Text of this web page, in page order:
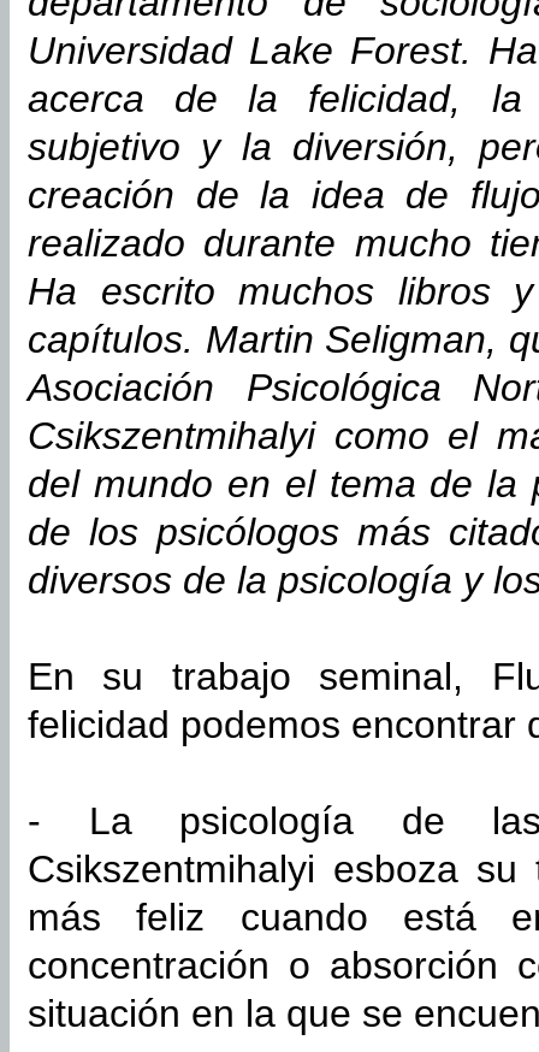
Universidad Lake Forest.
acerca de la felicidad, la
subjetivo y la diversión,
creación de la idea de
realizado durante mucho
Ha escrito muchos libros
capítulos. Martin Seligman,
Asociación Psicológica
Csikszentmihalyi como el
del mundo en el tema de la
de los psicólogos más
diversos de la psicología y
En su trabajo seminal,
felicidad podemos encontrar
- La psicología de las
Csikszentmihalyi esboza
más feliz cuando está
concentración o absorción
situación en la que se